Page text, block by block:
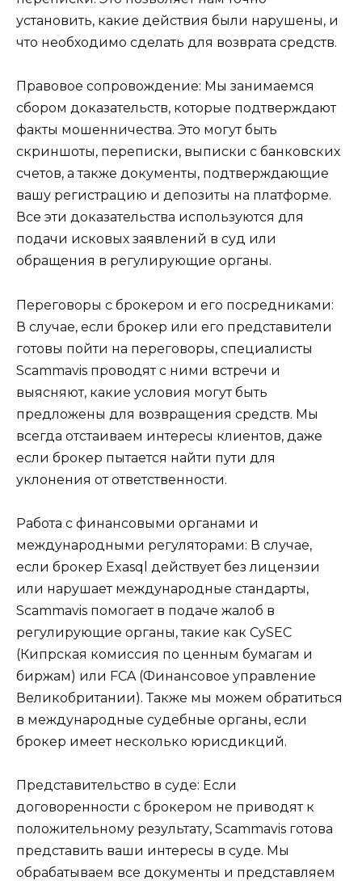
установить, какие действия были нарушены, и
что необходимо сделать для возврата средств.
Правовое сопровождение: Мы занимаемся
сбором доказательств, которые подтверждают
факты мошенничества. Это могут быть
скриншоты, переписки, выписки с банковских
счетов, а также документы, подтверждающие
вашу регистрацию и депозиты на платформе.
Все эти доказательства используются для
подачи исковых заявлений в суд или
обращения в регулирующие органы.
Переговоры с брокером и его посредниками:
В случае, если брокер или его представители
готовы пойти на переговоры, специалисты
Scammavis проводят с ними встречи и
выясняют, какие условия могут быть
предложены для возвращения средств. Мы
всегда отстаиваем интересы клиентов, даже
если брокер пытается найти пути для
уклонения от ответственности.
Работа с финансовыми органами и
международными регуляторами: В случае,
если брокер Exasql действует без лицензии
или нарушает международные стандарты,
Scammavis помогает в подаче жалоб в
регулирующие органы, такие как CySEC
(Кипрская комиссия по ценным бумагам и
биржам) или FCA (Финансовое управление
Великобритании). Также мы можем обратиться
в международные судебные органы, если
брокер имеет несколько юрисдикций.
Представительство в суде: Если
договоренности с брокером не приводят к
положительному результату, Scammavis готова
представить ваши интересы в суде. Мы
обрабатываем все документы и представляем